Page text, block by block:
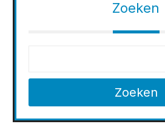
Zoeken
Zoeken